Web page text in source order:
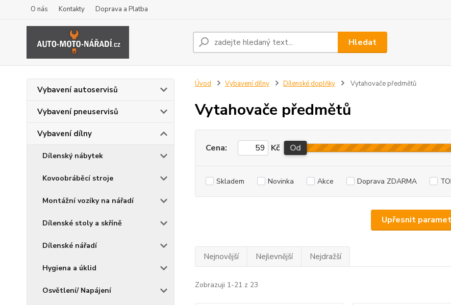
O nás Kontakty Doprava a Platba
Hledat
Vybavení autoservisů
Vybavení pneuservisů
Vybavení dílny
Dílenský nábytek
Kovoobráběcí stroje
Montážní vozíky na nářadí
Dílenské stoly a skříně
Dílenské nářadí
Hygiena a úklid
Osvětlení/ Napájení
Úvod Vybavení dílny Dílenské doplňky Vytahovače předmětů
Vytahovače předmětů
Upřesnit
Cena: Kč Od
Skladem Novinka Akce Doprava ZDARMA
Nejnovější Nejlevnější Nejdražší
Zobrazuji 1-21 z 23